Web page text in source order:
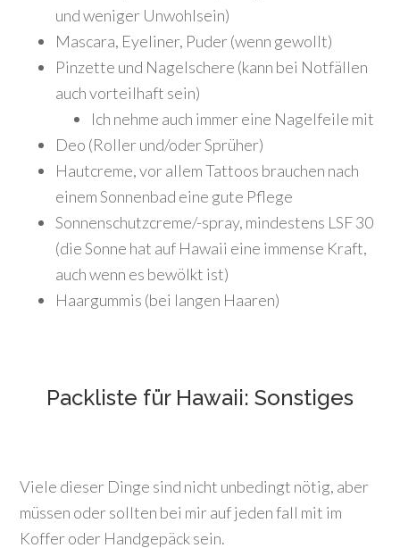
und weniger Unwohlsein)
Mascara, Eyeliner, Puder (wenn gewollt)
Pinzette und Nagelschere (kann bei Notfällen
auch vorteilhaft sein)
Ich nehme auch immer eine Nagelfeile mit
Deo (Roller und/oder Sprüher)
Hautcreme, vor allem Tattoos brauchen nach
einem Sonnenbad eine gute Pflege
Sonnenschutzcreme/-spray, mindestens LSF 30
(die Sonne hat auf Hawaii eine immense Kraft,
auch wenn es bewölkt ist)
Haargummis (bei langen Haaren)
Packliste für Hawaii: Sonstiges
Viele dieser Dinge sind nicht unbedingt nötig, aber
müssen oder sollten bei mir auf jeden fall mit im
Koffer oder Handgepäck sein.